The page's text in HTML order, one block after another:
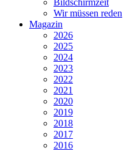
Bildschirmzeit
Wir müssen reden
Magazin
2026
2025
2024
2023
2022
2021
2020
2019
2018
2017
2016